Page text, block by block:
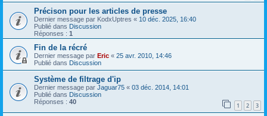
Précison pour les articles de presse
Dernier message par KodxUptres « 10 déc. 2025, 16:40
Publié dans Discussion
Réponses : 1
Fin de la récré
Dernier message par Eric « 25 avr. 2010, 14:46
Publié dans Discussion
Système de filtrage d'ip
Dernier message par Jaguar75 « 03 déc. 2014, 14:01
Publié dans Discussion
Réponses : 40 1 2 3